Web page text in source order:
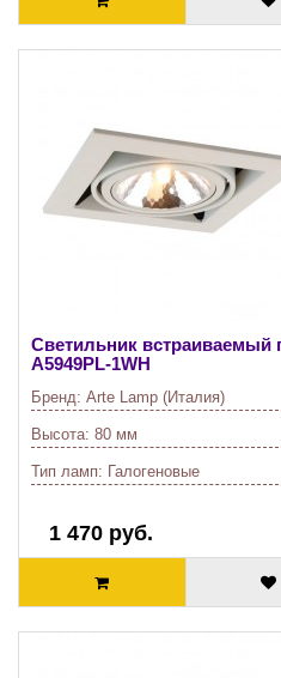
Светильник встраиваемый
A5949PL-1WH
Бренд: Arte Lamp (Италия)
Высота: 80 мм
Тип ламп: Галогеновые
1 470 руб.